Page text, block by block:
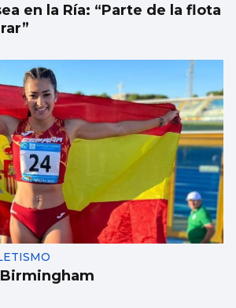
en la Ría: “Parte de la flota